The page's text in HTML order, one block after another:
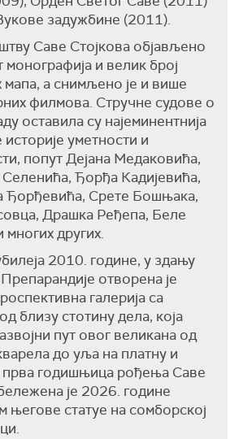
задужбине (2011).
Саве Стојкова објављено
монографија и велик број
мапа, а снимљено је и више
филмова. Стручне судове о
оставила су најеминентнија
уметности и
попут Дејана Медаковића,
Ђорђа Кадијевића,
Ђорђевића, Срете Бошњака,
Драшка Ређепа, Беле
многих других.
2010. године, у здању
отворена је
галерија са
близу стотину дела, која
пут овог великана од
до уља на платну и
прва годишњица рођења Саве
је 2026. године
његове статуе на сомборској